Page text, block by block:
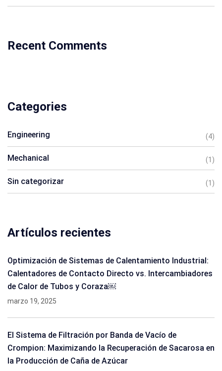
Recent Comments
Categories
Engineering (4)
Mechanical (1)
Sin categorizar (1)
Artículos recientes
Optimización de Sistemas de Calentamiento Industrial:
Calentadores de Contacto Directo vs. Intercambiadores
de Calor de Tubos y Coraza￼
marzo 19, 2025
El Sistema de Filtración por Banda de Vacío de
Crompion: Maximizando la Recuperación de Sacarosa en
la Producción de Caña de Azúcar